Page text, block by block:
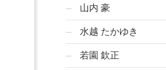
山内 豪
水越 たかゆき
若園 欽正